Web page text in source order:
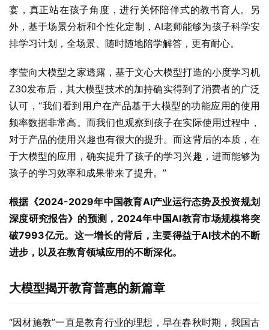
宴，真正站在孩子角度，进行关怀陪伴式的教书育人。另
外，基于场景分析和个性化定制，AI老师能够为孩子科学安
排学习计划，全场景、随时随地陪学解答，更有耐心。
李莹向大模型之家透露，基于文心大模型打造的小度学习机
Z30发布后，其大模型技术的加持确实得到了消费者的广泛
认可，“我们看到用户在产品基于大模型的功能应用的使用
频率数据非常高。而我们也观察到孩子在实际使用过程中，
对于产品的使用兴趣也有很大的提升。而这背后的本质，在
于大模型的应用，确实提升了孩子的学习兴趣，进而能够为
孩子的学习效率和成果带来了提升。”
根据《2024-2029年中国教育AI产业运行态势及投资规划
深度研究报告》的预测，2024年中国AI教育市场规模将突
破7993亿元。这一增长的背后，主要得益于AI技术的不断
进步，以及在教育领域应用的不断深化。
大模型揭开教育普惠的新篇章
“因材施教”一直是教育行业的理想，早在春秋时期，我国古